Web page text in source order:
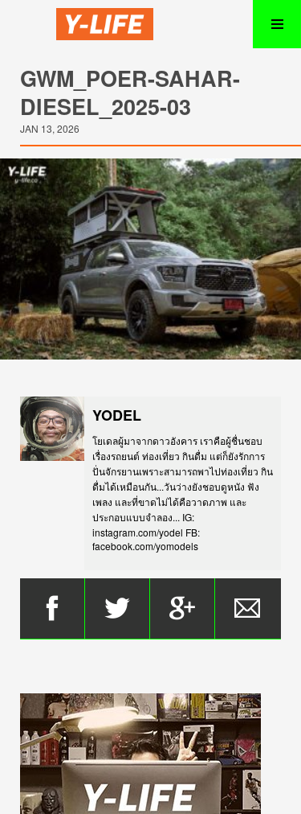
GWM_POER-SAHAR-
DIESEL_2025-03
JAN 13, 2026
YODEL
โยเดลผู้มาจากดาวอังคาร เราคือผู้ชื่นชอบ
เรื่องรถยนต์ ท่องเที่ยว กินดื่ม แต่ก็ยังรักการ
ปั่นจักรยานเพราะสามารถพาไปท่องเที่ยว กิน
ดื่มได้เหมือนกัน...วันว่างยังชอบดูหนัง ฟัง
เพลง และที่ขาดไม่ได้คือวาดภาพ และ
ประกอบแบบจำลอง... IG:
instagram.com/yodel FB:
facebook.com/yomodels